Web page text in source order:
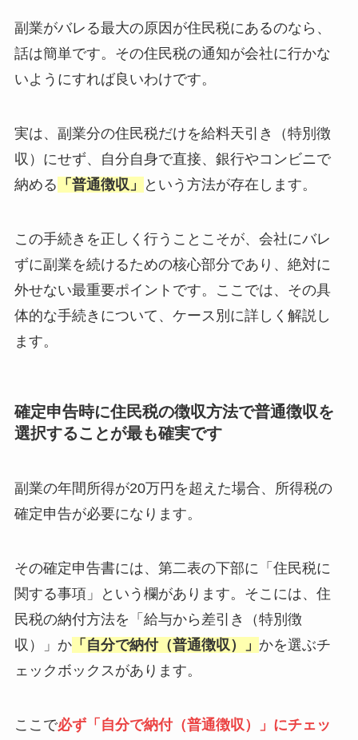
副業がバレる最大の原因が住民税にあるのなら、
話は簡単です。その住民税の通知が会社に行かな
いようにすれば良いわけです。
実は、副業分の住民税だけを給料天引き（特別徴
収）にせず、自分自身で直接、銀行やコンビニで
納める 「普通徴収」 という方法が存在します。
この手続きを正しく行うことこそが、会社にバレ
ずに副業を続けるための核心部分であり、絶対に
外せない最重要ポイントです。ここでは、その具
体的な手続きについて、ケース別に詳しく解説し
ます。
確定申告時に住民税の徴収方法で普通徴収を
選択することが最も確実です
副業の年間所得が20万円を超えた場合、所得税の
確定申告が必要になります。
その確定申告書には、第二表の下部に「住民税に
関する事項」という欄があります。そこには、住
民税の納付方法を「給与から差引き（特別徴
収）」か「自分で納付（普通徴収）」 かを選ぶチ
ェックボックスがあります。
ここで必ず「自分で納付（普通徴収）」にチェッ